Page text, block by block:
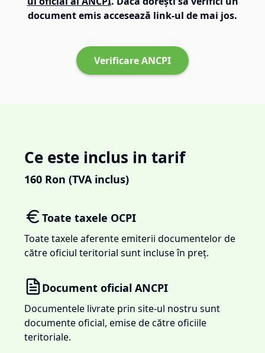
document emis accesează link-ul de mai jos.
Verificare ANCPI
Ce este inclus in tarif
160 Ron (TVA inclus)
Toate taxele OCPI
Toate taxele aferente emiterii documentelor de
către oficiul teritorial sunt incluse în preț.
Document oficial ANCPI
Documentele livrate prin site-ul nostru sunt
documente oficial, emise de către oficiile
teritoriale.